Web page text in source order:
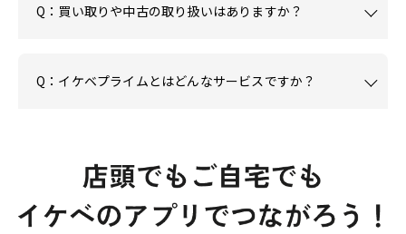
Q：買い取りや中古の取り扱いはありますか？
Q：イケベプライムとはどんなサービスですか？